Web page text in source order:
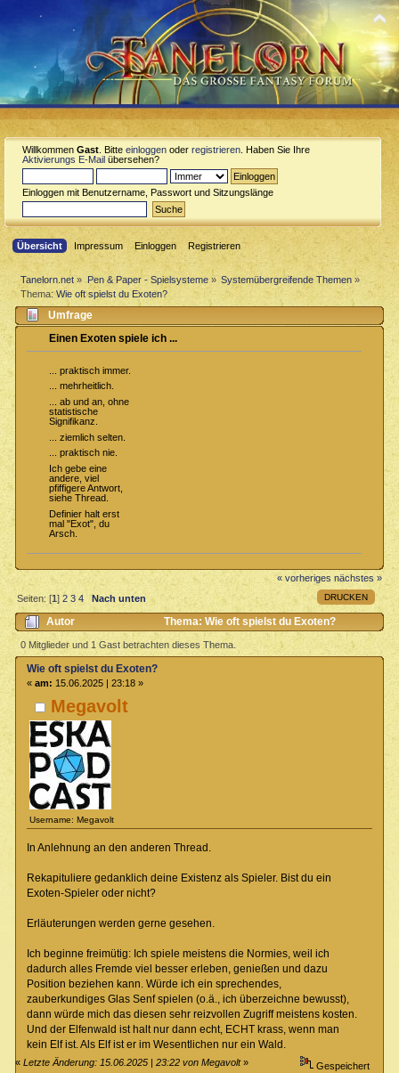
Willkommen Gast . Bitte einloggen oder registrieren . Haben Sie Ihre
Aktivierungs E-Mail übersehen?
Einloggen mit Benutzername, Passwort und Sitzungslänge
Übersicht Impressum Einloggen Registrieren
Tanelorn.net » Pen & Paper - Spielsysteme» Systemübergreifende Themen »
Thema:Wie oft spielst du Exoten?
Umfrage
Einen Exoten spiele ich ...
... praktisch immer.
... mehrheitlich.
... ab und an, ohne
statistische
Signifikanz.
... ziemlich selten.
... praktisch nie.
Ich gebe eine
andere, viel
pfiffigere Antwort,
siehe Thread.
Definier halt erst
mal "Exot", du
Arsch.
« vorheriges nächstes »
DRUCKEN
Seiten: [1]2 3 4 Nach unten
Autor
Thema: Wie oft spielst du Exoten?
(Gelesen 6361 mal)
0 Mitglieder und 1 Gast betrachten dieses Thema.
Megavolt
Username: Megavolt
Wie oft spielst du Exoten?
« am: 15.06.2025 | 23:18 »
In Anlehnung an den anderen Thread.
Rekapituliere gedanklich deine Existenz als Spieler. Bist du ein
Exoten-Spieler oder nicht?
Erläuterungen werden gerne gesehen.
Ich beginne freimütig: Ich spiele meistens die Normies, weil ich
dadurch alles Fremde viel besser erleben, genießen und dazu
Position beziehen kann. Würde ich ein sprechendes,
zauberkundiges Glas Senf spielen (o.ä., ich überzeichne bewusst),
dann würde mich das diesen sehr reizvollen Zugriff meistens kosten.
Und der Elfenwald ist halt nur dann echt, ECHT krass, wenn man
kein Elf ist. Als Elf ist er im Wesentlichen nur ein Wald.
«Letzte Änderung: 15.06.2025 | 23:22 von Megavolt» Gespeichert